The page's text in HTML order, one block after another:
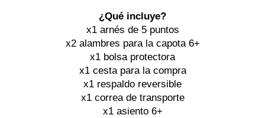
¿Qué incluye?
x1 arnés de 5 puntos
x2 alambres para la capota 6+
x1 bolsa protectora
x1 cesta para la compra
x1 respaldo reversible
x1 correa de transporte
x1 asiento 6+